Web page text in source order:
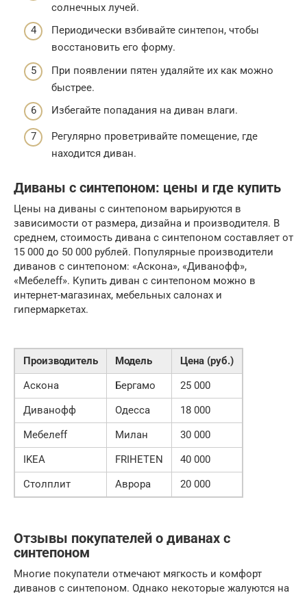
солнечных лучей.
Периодически взбивайте синтепон, чтобы
восстановить его форму.
При появлении пятен удаляйте их как можно
быстрее.
Избегайте попадания на диван влаги.
Регулярно проветривайте помещение, где
находится диван.
Диваны с синтепоном: цены и где купить
Цены на диваны с синтепоном варьируются в
зависимости от размера, дизайна и производителя. В
среднем, стоимость дивана с синтепоном составляет от
15 000 до 50 000 рублей. Популярные производители
диванов с синтепоном: «Аскона», «Диванофф»,
«Мебелеff». Купить диван с синтепоном можно в
интернет-магазинах, мебельных салонах и
гипермаркетах.
Производитель Модель
Цена (руб.)
Аскона
Бергамо
25 000
Диванофф
Одесса
18 000
Мебелеff
Милан
30 000
IKEA
FRIHETEN
40 000
Столплит
Аврора 20 000
Отзывы покупателей о диванах с
синтепоном
Многие покупатели отмечают мягкость и комфорт
диванов с синтепоном. Однако некоторые жалуются на